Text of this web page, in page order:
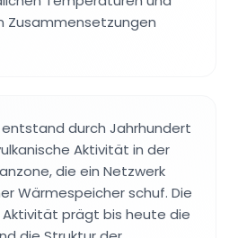
Zusammensetzungen
durch Jahrhundert
Aktivität in der
die ein Netzwerk
Wärmespeicher schuf. Die
Aktivität prägt bis heute die